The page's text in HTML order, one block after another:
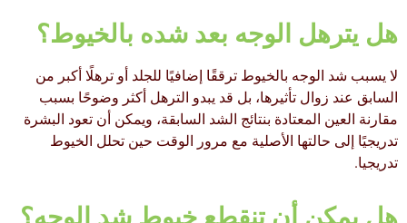
هل يترهل الوجه بعد شده بالخيوط؟
لا يسبب شد الوجه بالخيوط ترققًا إضافيًا للجلد أو ترهلًا أكبر من
السابق عند زوال تأثيرها، بل قد يبدو الترهل أكثر وضوحًا بسبب
مقارنة العين المعتادة بنتائج الشد السابقة، ويمكن أن تعود البشرة
تدريجيًا إلى حالتها الأصلية مع مرور الوقت حين تحلل الخيوط
تدريجيا.